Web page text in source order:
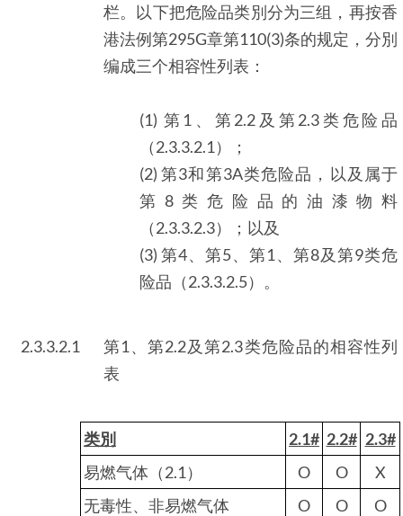
栏。以下把危险品类別分为三组，再按香
港法例第295G章第110(3)条的规定，分別
编成三个相容性列表：
(1) 第1、第2.2及第2.3类危险品
（2.3.3.2.1）；
(2) 第3和第3A类危险品，以及属于
第8类危险品的油漆物料
（2.3.3.2.3）；以及
(3) 第4、第5、第1、第8及第9类危
险品（2.3.3.2.5）。
2.3.3.2.1
第1、第2.2及第2.3类危险品的相容性列
表
类別 2.1# 2.2# 2.3#
易燃气体（2.1）
O O
X
无毒性、非易燃气体
O O O